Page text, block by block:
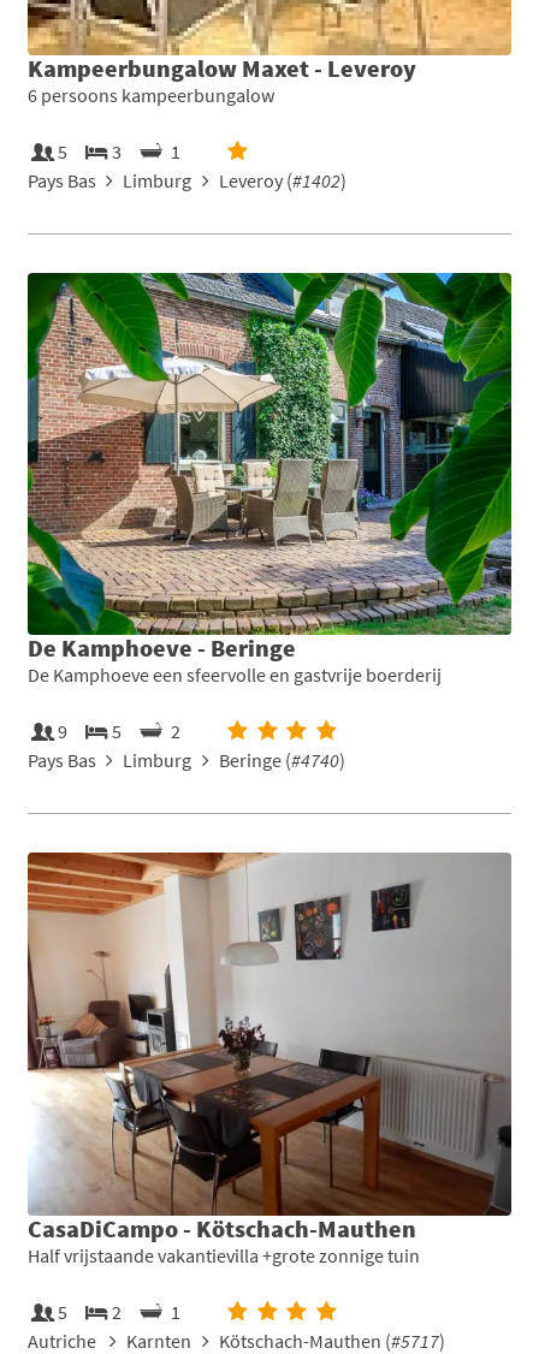
Kampeerbungalow Maxet - Leveroy
6 persoons kampeerbungalow
5 3
1
Pays Bas
Limburg Leveroy (#1402)
De Kamphoeve - Beringe
De Kamphoeve een sfeervolle en gastvrije boerderij
9 5
2
Pays Bas
Limburg Beringe (#4740)
CasaDiCampo - Kötschach-Mauthen
Half vrijstaande vakantievilla +grote zonnige tuin
5 2
1
Autriche
Karnten Kötschach-Mauthen (#5717)